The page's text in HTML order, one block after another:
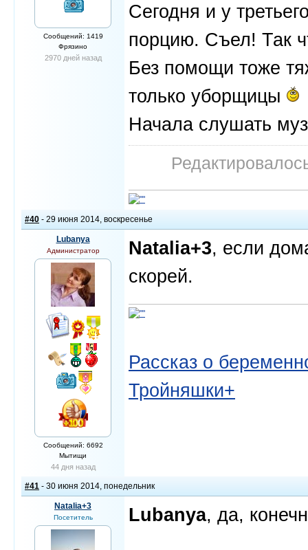
Сообщений: 1419
Фрязино
2970 дней назад
Сегодня и у
порцию. Съел! Так
Без помощи тоже
только уборщицы
Начала слушать
#40 - 29 июня 2014, воскресенье
Lubanya
Администратор
Сообщений: 6692
Мытищи
44 дня назад
Natalia+3, если
скорей.
Рассказ о
Тройняшки+
#41 - 30 июня 2014, понедельник
Natalia+3
Посетитель Lubanya, да,